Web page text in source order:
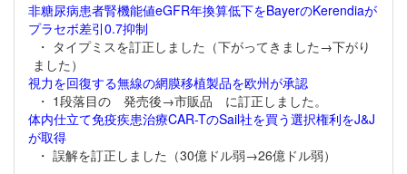
非糖尿病患者腎機能値eGFR年換算低下をBayerのKerendiaが
プラセボ差引0.7抑制
・ タイプミスを訂正しました（下がってきました→下がり
ました）
視力を回復する無線の網膜移植製品を欧州が承認
・ 1段落目の 発売後→市販品 に訂正しました。
体内仕立て免疫疾患治療CAR-TのSail社を買う選択権利をJ&J
が取得
・ 誤解を訂正しました（30億ドル弱→26億ドル弱）